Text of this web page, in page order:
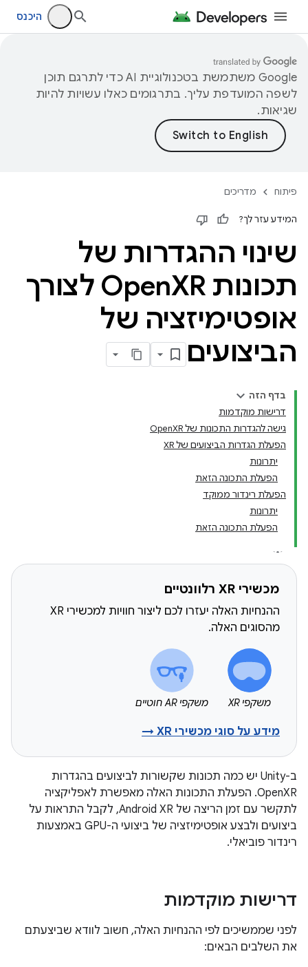
היכנס
‫Google משתמשת בטכנולוגיית AI כדי לתרגם תוכן
לשפה המועדפת עליך. בתרגומים כאלו עשויות להיות
שגיאות.
פיתוח מדריכים
המידע עזר לך?
שינוי ההגדרות של
תכונות Open
XR לצורך
אופטימיזציה של
הביצועים
בדף הזה
דרישות מוקדמות
גישה להגדרות התכונות של OpenXR
הפעלת הגדרות הביצועים של XR
יתרונות
הפעלת התכונה הזאת
הפעלת רינדור ממוקד
יתרונות
הפעלת התכונה הזאת
מכשירי XR רלוונטיים
ההנחיות האלה יעזרו לכם ליצור חוויות למכשירי XR
מהסוגים האלה.
משקפי XR משקפי AR חוטיים
מידע על סוגי מכשירי XR →
ב-Unity יש כמה תכונות שקשורות לביצועים בהגדרות
OpenXR. הפעלת התכונות האלה מאפשרת לאפליקציה
לתקשר עם זמן הריצה של Android XR, לקבל התראות על
ביצועים ולבצע אופטימיזציה של ביצועי ה-GPU באמצעות
רינדור פוביאלי.
דרישות מוקדמות
לפני שממשיכים לפי ההנחיות האלה, חשוב לוודא שביצעתם
את השלבים הבאים: